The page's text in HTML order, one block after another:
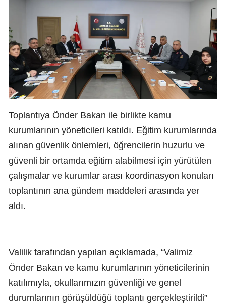
Toplantıya Önder Bakan ile birlikte kamu
kurumlarının yöneticileri katıldı. Eğitim kurumlarında
alınan güvenlik önlemleri, öğrencilerin huzurlu ve
güvenli bir ortamda eğitim alabilmesi için yürütülen
çalışmalar ve kurumlar arası koordinasyon konuları
toplantının ana gündem maddeleri arasında yer
aldı.
Valilik tarafından yapılan açıklamada, “Valimiz
Önder Bakan ve kamu kurumlarının yöneticilerinin
katılımıyla, okullarımızın güvenliği ve genel
durumlarının görüşüldüğü toplantı gerçekleştirildi”